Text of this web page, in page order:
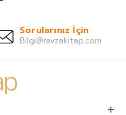
Sorularınız İçin
Bilgi@ravzakitap.com